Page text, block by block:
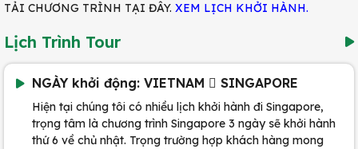
TẢI CHƯƠNG TRÌNH TẠI ĐÂY. XEM LỊCH KHỞI HÀNH.
Lịch Trình Tour
NGÀY khởi động: VIETNAM  SINGAPORE
Hiện tại chúng tôi có nhiều lịch khởi hành đi Singapore,
trọng tâm là chương trình Singapore 3 ngày sẽ khởi hành
thứ 6 về chủ nhật. Trọng trường hợp khách hàng mong